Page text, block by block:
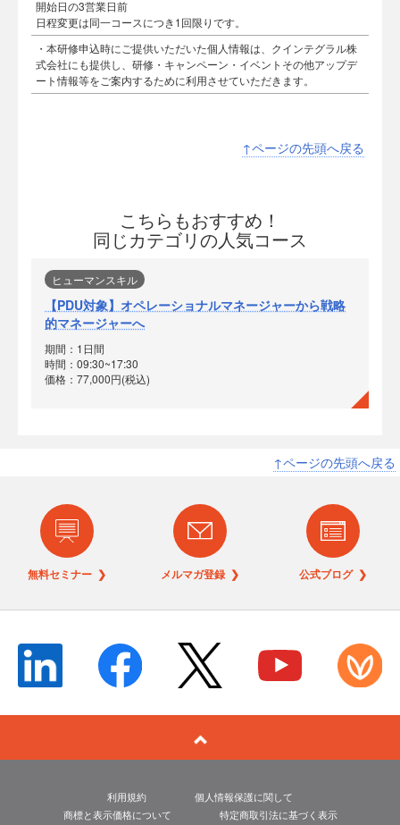
開始日の3営業日前
日程変更は同一コースにつき1回限りです。
・本研修申込時にご提供いただいた個人情報は、クインテグラル株
式会社にも提供し、研修・キャンペーン・イベントその他アップデ
ート情報等をご案内するために利用させていただきます。
↑ページの先頭へ戻る
こちらもおすすめ！
同じカテゴリの人気コース
ヒューマンスキル
【PDU対象】オペレーショナルマネージャーから戦略
的マネージャーへ
期間：1日間
時間：09:30~17:30
価格：77,000円(税込)
↑ページの先頭へ戻る
無料セミナー ❯ メルマガ登録 ❯ 公式ブログ ❯
利用規約
個人情報保護に関して
商標と表示価格について
特定商取引法に基づく表示